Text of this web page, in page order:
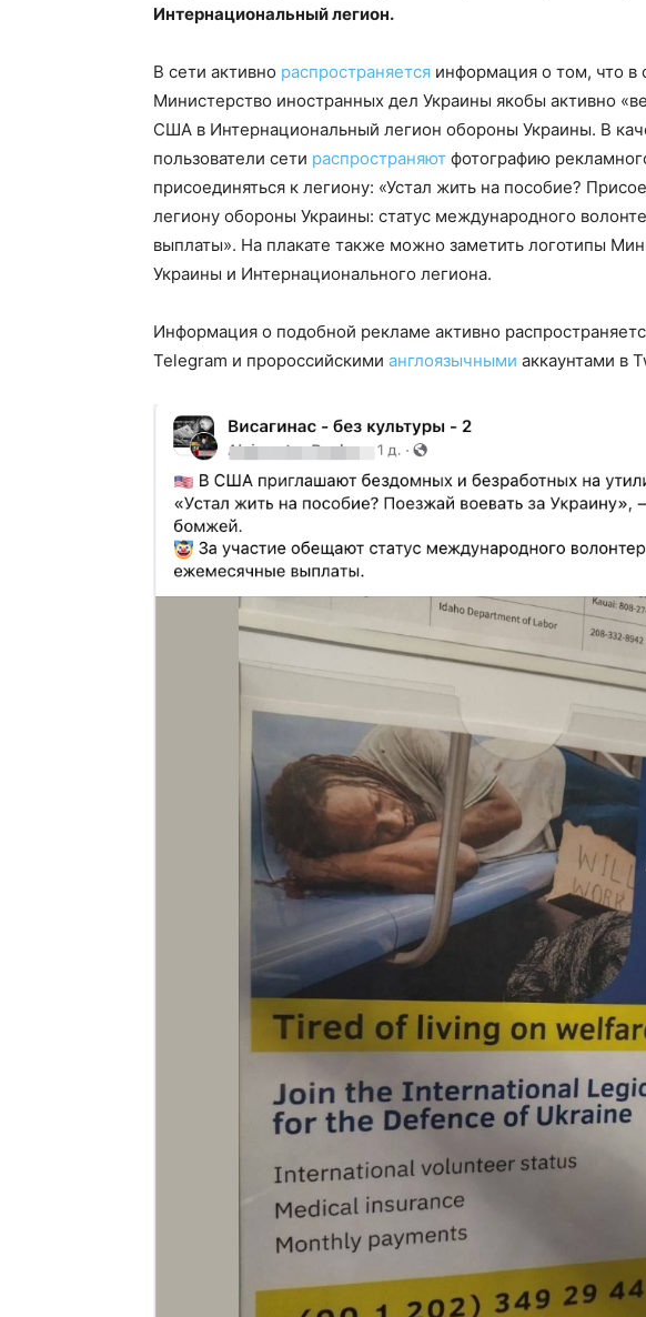
Интернациональный легион.
В сети активно распространяется информация о том, что в
Министерство иностранных дел Украины якобы активно
США в Интернациональный легион обороны Украины. В
пользователи сети распространяют фотографию
присоединяться к легиону: «Устал жить на пособие?
легиону обороны Украины: статус международного
выплаты». На плакате также можно заметить логотипы
Украины и Интернационального легиона.
Информация о подобной рекламе активно
Telegram и пророссийскими англоязычными аккаунтами в